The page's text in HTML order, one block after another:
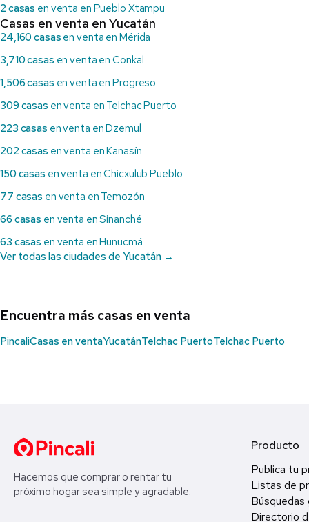
2 casas en venta en Pueblo Xtampu
Casas en venta en Yucatán
24,160 casas en venta en Mérida
3,710 casas en venta en Conkal
1,506 casas en venta en Progreso
309 casas en venta en Telchac Puerto
223 casas en venta en Dzemul
202 casas en venta en Kanasín
150 casas en venta en Chicxulub Pueblo
77 casas en venta en Temozón
66 casas en venta en Sinanché
63 casas en venta en Hunucmá
Ver todas las ciudades de Yucatán →
Encuentra más casas en venta
PincaliCasas en ventaYucatánTelchac PuertoTelchac Puerto
Hacemos que comprar o rentar tu
próximo hogar sea simple y agradable.
Producto
Publica tu
Listas de
Búsquedas
Directorio